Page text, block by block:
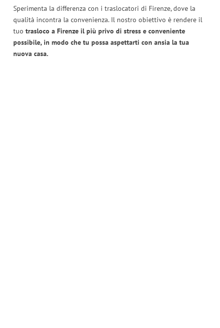
Sperimenta la differenza con i traslocatori di Firenze, dove la
qualità incontra la convenienza. Il nostro obiettivo è rendere il
tuo trasloco a Firenze il più privo di stress e conveniente
possibile, in modo che tu possa aspettarti con ansia la tua
nuova casa.